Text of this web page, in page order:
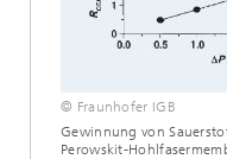
© Fraunhofer IGB
Gewinnung von
Perowskit-